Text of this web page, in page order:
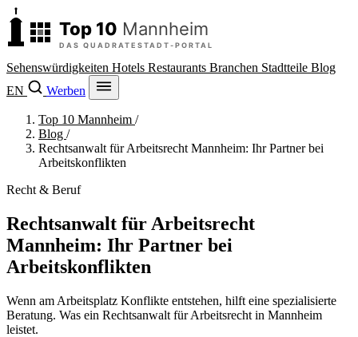
Sehenswürdigkeiten Hotels Restaurants Branchen Stadtteile Blog
EN
Werben
Top 10 Mannheim /
Blog /
Rechtsanwalt für Arbeitsrecht Mannheim: Ihr Partner bei
Arbeitskonflikten
Recht & Beruf
Rechtsanwalt für Arbeitsrecht
Mannheim: Ihr Partner bei
Arbeitskonflikten
Wenn am Arbeitsplatz Konflikte entstehen, hilft eine spezialisierte
Beratung. Was ein Rechtsanwalt für Arbeitsrecht in Mannheim
leistet.